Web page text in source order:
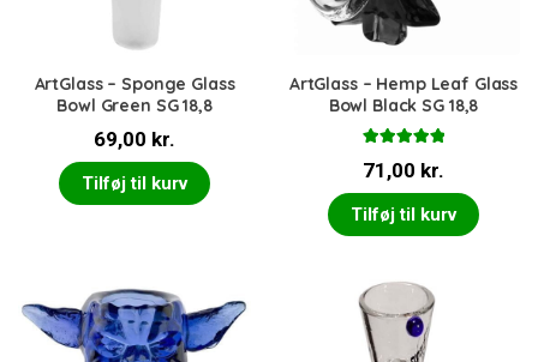
ArtGlass – Sponge Glass
Bowl Green SG 18,8
69,00 kr.
Tilføj til kurv
ArtGlass – Hemp Leaf Glass
Bowl Black SG 18,8
5.00ud af 5
71,00 kr.
Tilføj til kurv